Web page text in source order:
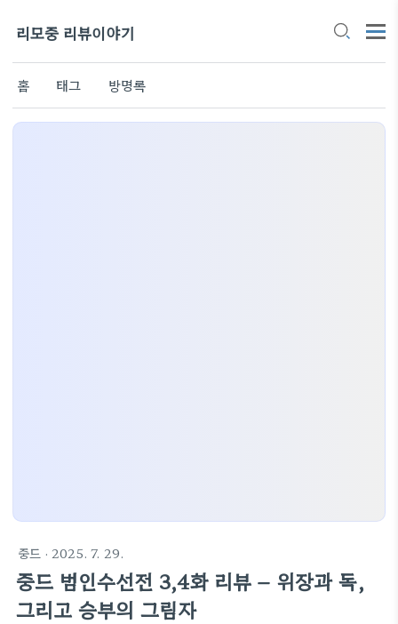
리모중 리뷰이야기
홈 태그 방명록
중드 · 2025. 7. 29.
중드 범인수선전 3,4화 리뷰 – 위장과 독,
그리고 승부의 그림자